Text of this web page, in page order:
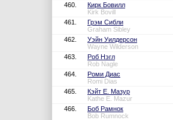
460.
Кирк Бовилл
Kirk Bovill
461.
Грэм Сибли
Graham Sibley
462.
Уэйн Уилдерсон
Wayne Wilderson
463.
Роб Нэгл
Rob Nagle
464.
Роми Диас
Romi Dias
465.
Кэйт Е. Мазур
Kathe E. Mazur
466.
Боб Рамнок
Bob Rumnock